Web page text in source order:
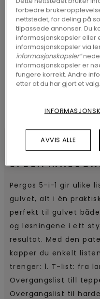
Pergos 5-i-1 gir ulike
gulvet, alt i én
perfekt til gulvet
og løsningene i ett
resultat. Med den
kapper du enkelt
trenger: 1. T-list: fra
Overgangslist till
Overgangslist til
forbedre
nettstedet, for deling på
tilpassede annonser. Du
informasjonskapsler eller
informasjonskapsler via
informasjonskapsler”
informasjonskapsler er
fungere korrekt. Andre
etter at du har gjort et valg.
AVVIS ALLE